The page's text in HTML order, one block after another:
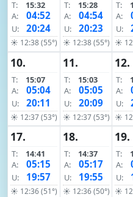
T:
15:32
A:
04:52
U: 20:24
☀ 12:38 (55°)
T:
15:28
A:
04:54
U: 20:23
☀ 12:38 (55°)
T:
A:
U:
☀
10.
T:
15:07
A:
05:04
U: 20:11
☀ 12:37 (53°)
11.
T:
15:03
A:
05:05
U: 20:09
☀ 12:37 (53°)
12.
T:
A:
U:
☀
17.
T:
14:41
A:
05:15
U: 19:57
☀ 12:36 (51°)
18.
T:
14:37
A:
05:17
U: 19:55
☀ 12:36 (50°)
19.
T:
A:
U:
☀